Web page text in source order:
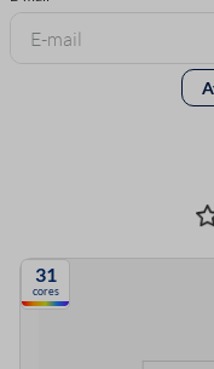
31
cores